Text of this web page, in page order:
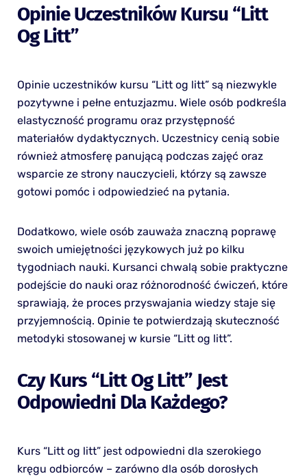
Opinie Uczestników Kursu “Litt
Og Litt”
Opinie uczestników kursu “Litt og litt” są niezwykle
pozytywne i pełne entuzjazmu. Wiele osób podkreśla
elastyczność programu oraz przystępność
materiałów dydaktycznych. Uczestnicy cenią sobie
również atmosferę panującą podczas zajęć oraz
wsparcie ze strony nauczycieli, którzy są zawsze
gotowi pomóc i odpowiedzieć na pytania.
Dodatkowo, wiele osób zauważa znaczną poprawę
swoich umiejętności językowych już po kilku
tygodniach nauki. Kursanci chwalą sobie praktyczne
podejście do nauki oraz różnorodność ćwiczeń, które
sprawiają, że proces przyswajania wiedzy staje się
przyjemnością. Opinie te potwierdzają skuteczność
metodyki stosowanej w kursie “Litt og litt”.
Czy Kurs “Litt Og Litt” Jest
Odpowiedni Dla Każdego?
Kurs “Litt og litt” jest odpowiedni dla szerokiego
kręgu odbiorców – zarówno dla osób dorosłych